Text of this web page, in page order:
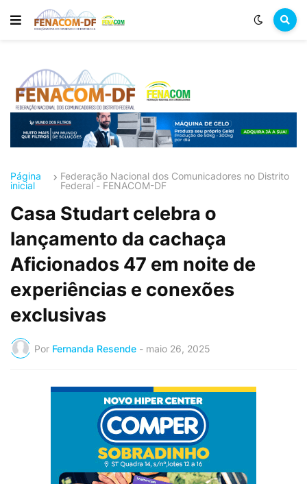
Página
inicial
Federação Nacional dos Comunicadores no Distrito
Federal - FENACOM-DF
Casa Studart celebra o
lançamento da cachaça
Aficionados 47 em noite de
experiências e conexões
exclusivas
Por Fernanda Resende - maio 26, 2025